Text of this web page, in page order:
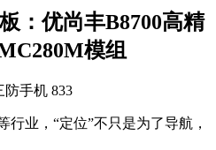
：优尚丰B8700高精
模组
防手机 833
业，“定位”不只是为了导航，